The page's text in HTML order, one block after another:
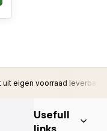
uit eigen voorraad leverbaar
Usefull